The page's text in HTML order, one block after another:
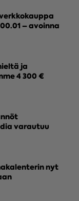
– avoinna
ja
4 300 €
varautuu
nyt